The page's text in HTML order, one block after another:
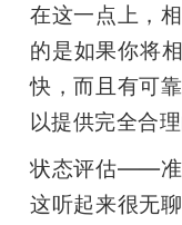
机
在这一点上，
的是如果你将
快，而且有可
以提供完全合
状态评估——准
这听起来很无